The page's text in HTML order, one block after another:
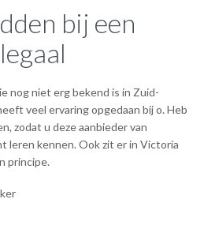
bij een
nog niet erg bekend is in Zuid-
veel ervaring opgedaan bij o. Heb
zodat u deze aanbieder van
leren kennen. Ook zit er in Victoria
principe.